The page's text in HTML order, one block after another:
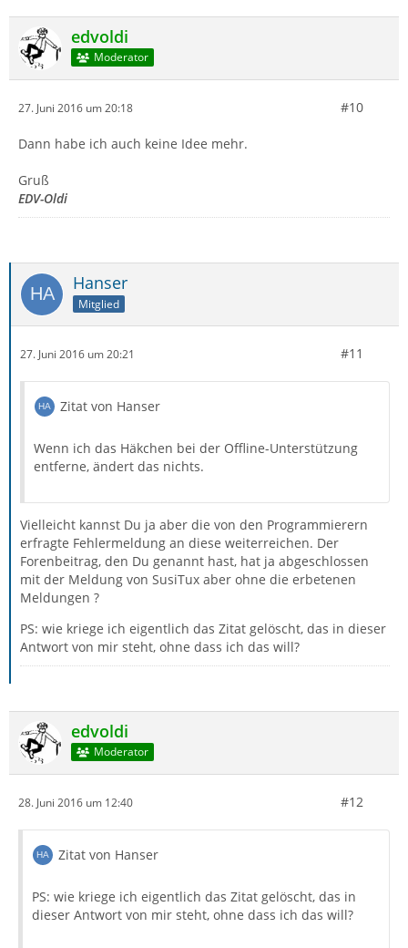
edvoldi
Moderator
27. Juni 2016 um 20:18 #10
Dann habe ich auch keine Idee mehr.
Gruß
EDV-Oldi
Hanser
Mitglied
27. Juni 2016 um 20:21 #11
Zitat von Hanser
Wenn ich das Häkchen bei der Offline-Unterstützung
entferne, ändert das nichts.
Vielleicht kannst Du ja aber die von den Programmierern
erfragte Fehlermeldung an diese weiterreichen. Der
Forenbeitrag, den Du genannt hast, hat ja abgeschlossen
mit der Meldung von SusiTux aber ohne die erbetenen
Meldungen ?
PS: wie kriege ich eigentlich das Zitat gelöscht, das in dieser
Antwort von mir steht, ohne dass ich das will?
edvoldi
Moderator
28. Juni 2016 um 12:40 #12
Zitat von Hanser
PS: wie kriege ich eigentlich das Zitat gelöscht, das in
dieser Antwort von mir steht, ohne dass ich das will?